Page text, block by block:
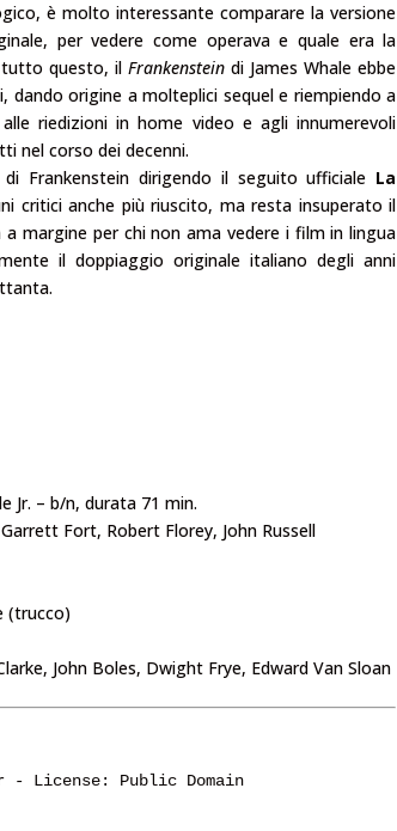
è molto interessante comparare la versione
per vedere come operava e quale era la
tutto questo, il Frankenstein di James Whale ebbe
dando origine a molteplici sequel e riempiendo a
riedizioni in home video e agli innumerevoli
nel corso dei decenni.
Frankenstein dirigendo il seguito ufficiale La
critici anche più riuscito, ma resta insuperato il
margine per chi non ama vedere i film in lingua
il doppiaggio originale italiano degli anni
Jr. – b/n, durata 71 min.
Fort, Robert Florey, John Russell
(trucco)
John Boles, Dwight Frye, Edward Van Sloan
- License: Public Domain